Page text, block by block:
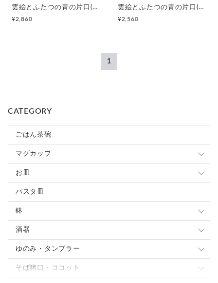
雲絵とふたつの青の片口(赤土)
¥2,860
雲絵とふたつの青の片口(白)
¥2,560
1
CATEGORY
ごはん茶碗
マグカップ
小さめマグ
大きめマグ
スープカップ
お皿
豆皿
取り皿 ケーキ皿
中皿
パスタ・カレー皿
パスタ皿
鉢
大鉢
中鉢
パスタ・カレー皿
酒器
ぐい呑・杯
とっくり・片口
ゆのみ・タンブラー
ゆのみ
そば猪口・ココット